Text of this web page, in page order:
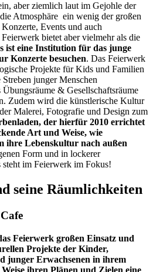
aber ziemlich laut im Gejohle der
Atmosphäre ein wenig der großen
Events und auch
bietet aber vielmehr als die
ist eine Institution für das junge
Konzerte besuchen. Das Feierwerk
Projekte für Kids und Familien
junger Menschen
Übungsräume & Gesellschaftsräume
Zudem wird die künstlerische Kultur
Malerei, Fotografie und Design zum
der hierfür 2010 errichtet
Art und Weise, wie
ihre Lebenskultur nach außen
Form und in lockerer
steht im Feierwerk im Fokus!
seine Räumlichkeiten
Feierwerk großen Einsatz und
Projekte der Kinder,
junger Erwachsenen in ihrem
ihren Plänen und Zielen eine